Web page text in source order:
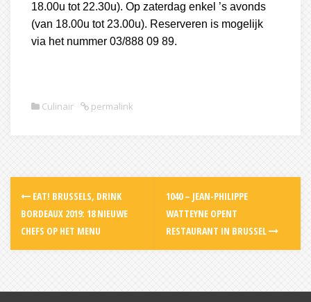
18.00u tot 22.30u). Op zaterdag enkel ’s avonds
(van 18.00u tot 23.00u). Reserveren is mogelijk
via het nummer 03/888 09 89.
Culinair permalink
Post
navigation
EAT! BRUSSELS, DRINK
BORDEAUX 2019: 18 NIEUWE
CHEFS OP HET MENU
1040 – JEAN-PHILIPPE
WATTEYNE OPENT
RESTAURANT IN BRUSSEL